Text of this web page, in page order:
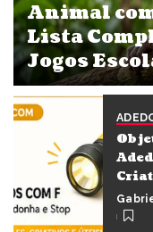
Animal
Lista
Jogos
Gabriel Lafetá